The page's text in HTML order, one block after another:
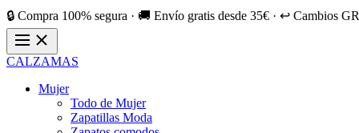
🔒 Compra 100% segura · 🚚 Envío gratis desde 35€ · ↩️ Cambios
CALZAMAS
Mujer
Todo de Mujer
Zapatillas Moda